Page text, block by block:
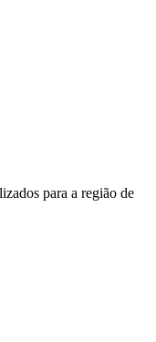
para a região de